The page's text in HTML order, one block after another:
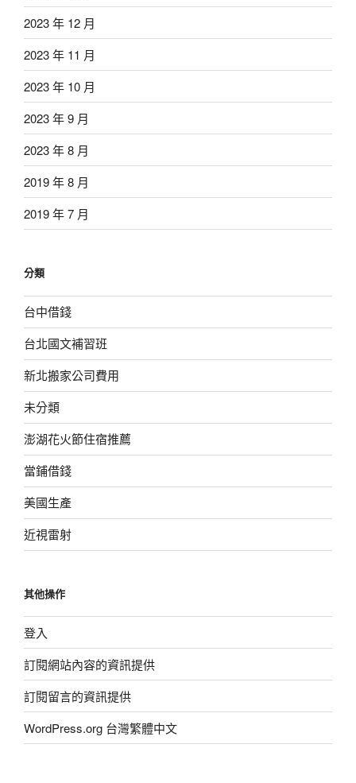
2023 年 12 月
2023 年 11 月
2023 年 10 月
2023 年 9 月
2023 年 8 月
2019 年 8 月
2019 年 7 月
分類
台中借錢
台北國文補習班
新北搬家公司費用
未分類
澎湖花火節住宿推薦
當鋪借錢
美國生產
近視雷射
其他操作
登入
訂閱網站內容的資訊提供
訂閱留言的資訊提供
WordPress.org 台灣繁體中文